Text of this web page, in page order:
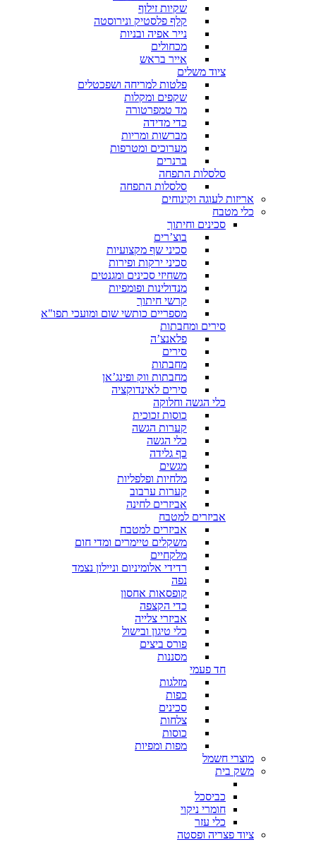
שקיות זילוף
קלף פלסטיק ונירוסטה
נייר אפיה ובניות
מכחולים
אייר בראש
ציוד משלים
פלטות למריחה ושפכטלים
שקפים ומקלות
מד טמפרטורה
כדי מדידה
מברשות ומריות
מערוכים ומטרפות
ברנרים
סלסלות התפחה
סלסלות התפחה
אריזות לעוגה וקינוחים
כלי מטבח
סכינים וחיתוך
בוצ’רים
סכיני שף מקצועיות
סכיני ירקות ופירות
משחיזי סכינים ומגנטים
מנדולינות ופומפיות
קרשי חיתוך
מספריים כותשי שום ומועכי תפו"א
סירים ומחבתות
פלאנצ’ה
סירים
מחבתות
מחבתות ווק ופינג’אן
סירים לאינדוקציה
כלי הגשה וחלוקה
כוסות זכוכית
קערות הגשה
כלי הגשה
כף גלידה
מגשים
מלחיות ופלפליות
קערות ערבוב
אביזרים לחינה
אביזרים למטבח
אביזרים למטבח
משקלים טיימרים ומדי חום
מלקחיים
רדידי אלומיניום וניילון נצמד
נפה
קופסאות אחסון
כדי הקצפה
אביזרי צלייה
כלי טיגון ובישול
פורס ביצים
מסננות
חד פעמי
מזלגות
כפות
סכינים
צלחות
כוסות
מפות ומפיות
מוצרי חשמל
משק בית
כביסכל
חומרי ניקוי
כלי עזר
ציוד פצריה ופסטה